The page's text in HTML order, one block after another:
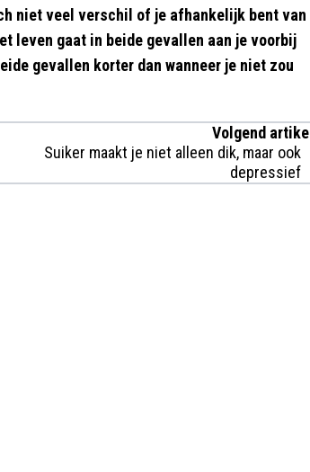
niet veel verschil of je afhankelijk bent van
leven gaat in beide gevallen aan je voorbij
gevallen korter dan wanneer je niet zou
Volgend artikel
Suiker maakt je niet alleen dik, maar ook
depressief